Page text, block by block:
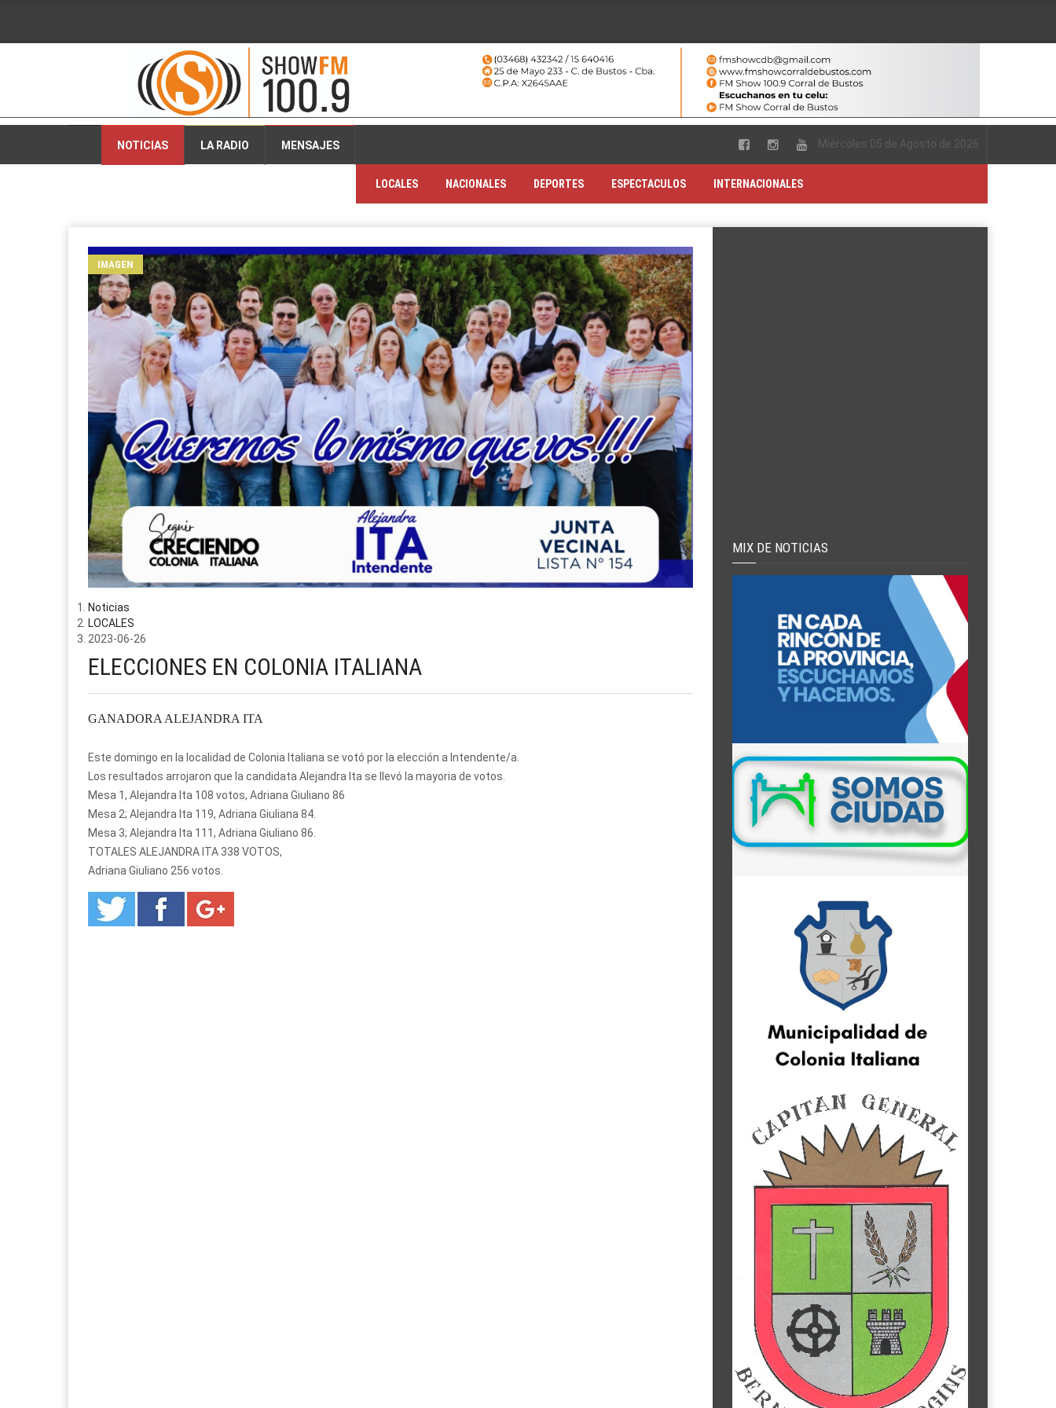
2026-08-05 23:10:56
NOTICIAS
LA RADIO MENSAJES Miércoles 05 de Agosto de 2026
LOCALES NACIONALES DEPORTES ESPECTACULOS INTERNACIONALES
IMAGEN
Noticias
LOCALES
2023-06-26
ELECCIONES EN COLONIA ITALIANA
GANADORA ALEJANDRA ITA
Este domingo en la localidad de Colonia Italiana se votó por la elección a Intendente/a.
Los resultados arrojaron que la candidata Alejandra Ita se llevó la mayoria de votos.
Mesa 1, Alejandra Ita 108 votos, Adriana Giuliano 86
Mesa 2; Alejandra Ita 119, Adriana Giuliana 84.
Mesa 3; Alejandra Ita 111, Adriana Giuliano 86.
TOTALES ALEJANDRA ITA 338 VOTOS,
Adriana Giuliano 256 votos.
MIX DE NOTICIAS